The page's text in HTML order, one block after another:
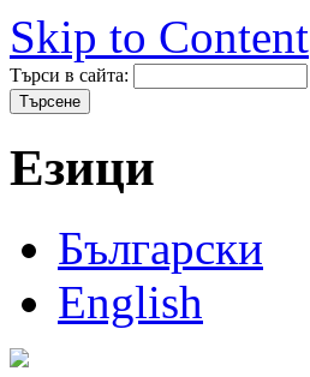
Skip to Content
Търси в сайта:
Езици
Български
English